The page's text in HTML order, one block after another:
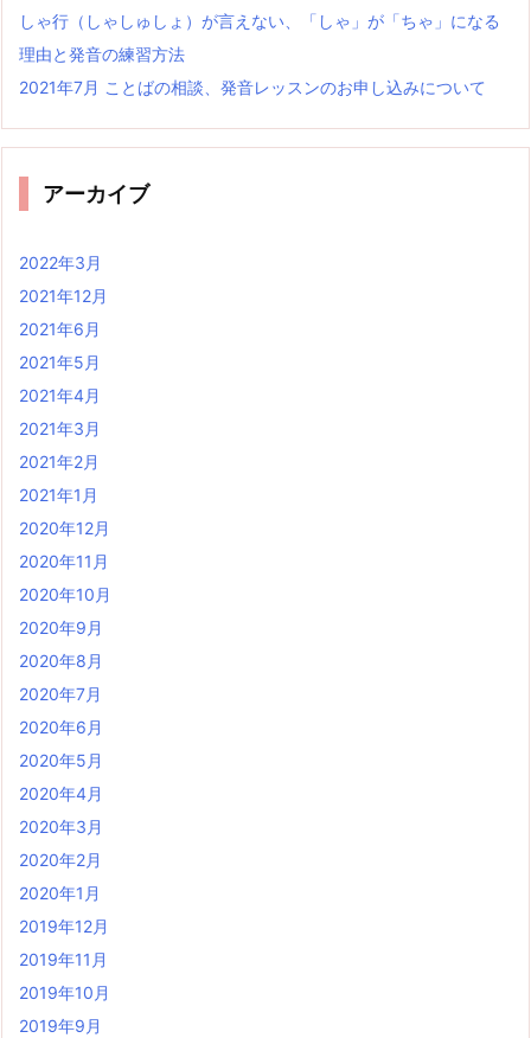
しゃ行（しゃしゅしょ）が言えない、「しゃ」が「ちゃ」になる
理由と発音の練習方法
2021年7月 ことばの相談、発音レッスンのお申し込みについて
アーカイブ
2022年3月
2021年12月
2021年6月
2021年5月
2021年4月
2021年3月
2021年2月
2021年1月
2020年12月
2020年11月
2020年10月
2020年9月
2020年8月
2020年7月
2020年6月
2020年5月
2020年4月
2020年3月
2020年2月
2020年1月
2019年12月
2019年11月
2019年10月
2019年9月